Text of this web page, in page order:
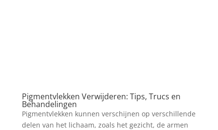
Pigmentvlekken Verwijderen: Tips, Trucs en
Behandelingen
Pigmentvlekken kunnen verschijnen op verschillende
delen van het lichaam, zoals het gezicht, de armen